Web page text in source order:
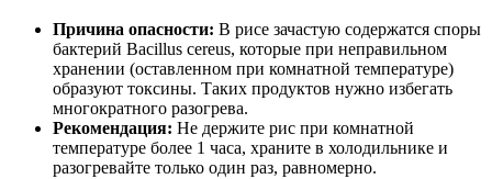
Причина опасности: В рисе зачастую содержатся споры
бактерий Bacillus cereus, которые при неправильном
хранении (оставленном при комнатной температуре)
образуют токсины. Таких продуктов нужно избегать
многократного разогрева.
Рекомендация: Не держите рис при комнатной
температуре более 1 часа, храните в холодильнике и
разогревайте только один раз, равномерно.